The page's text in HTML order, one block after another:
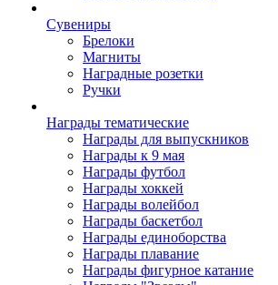
Сувениры
Брелоки
Магниты
Наградные розетки
Ручки
Награды тематические
Награды для выпускников
Награды к 9 мая
Награды футбол
Награды хоккей
Награды волейбол
Награды баскетбол
Награды единоборства
Награды плавание
Награды фигурное катание